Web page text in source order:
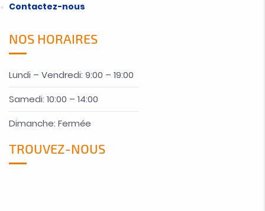
Contactez-nous
NOS HORAIRES
Lundi – Vendredi: 9:00 – 19:00
Samedi: 10:00 – 14:00
Dimanche: Fermée
TROUVEZ-NOUS